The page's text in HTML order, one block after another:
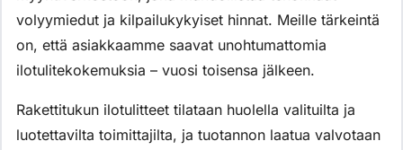
volyymiedut ja kilpailukykyiset hinnat. Meille tärkeintä
on, että asiakkaamme saavat unohtumattomia
ilotulitekokemuksia – vuosi toisensa jälkeen.
Rakettitukun ilotulitteet tilataan huolella valituilta ja
luotettavilta toimittajilta, ja tuotannon laatua valvotaan